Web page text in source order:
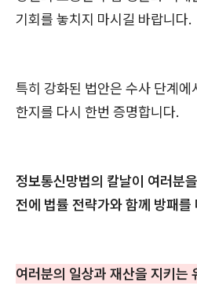
기회를 놓치지 마시길 바랍니다.
특히 강화된 법안은 수사 단계에
한지를 다시 한번 증명합니다.
정보통신망법의 칼날이 여러분
전에 법률 전략가와 함께 방패를
여러분의 일상과 재산을 지키는